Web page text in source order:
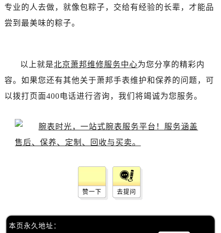
专业的人去做，就像包粽子，交给有经验的长辈，才能品
尝到最美味的粽子。
以上就是北京萧邦维修服务中心为您分享的精彩内
容。如果您还有其他关于萧邦手表维护和保养的问题，可
以拨打页面400电话进行咨询，我们将竭诚为您服务。
赞一下 去提问
本页永久地址：